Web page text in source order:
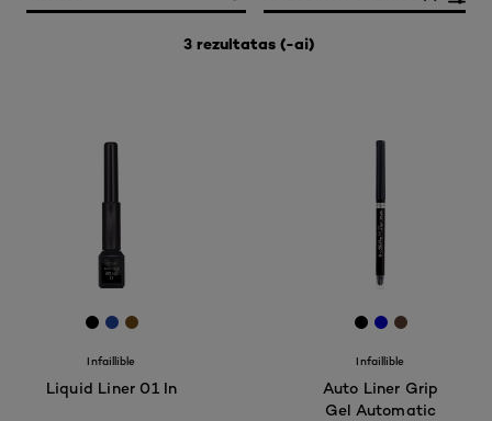
3 rezultatas (-ai)
[Color]: #000000
[Color]: #20439e
[Color]: #704c19
Infaillible
Liquid Liner 01 In
[Color]:
[Color]:
[Color]:
Infaillible
Auto Liner Grip
Gel Automatic